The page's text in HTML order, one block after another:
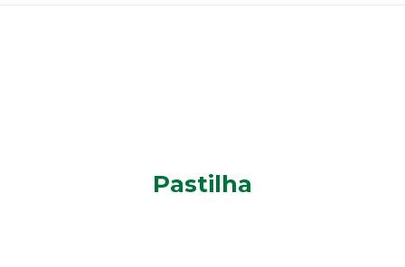
Pastilha